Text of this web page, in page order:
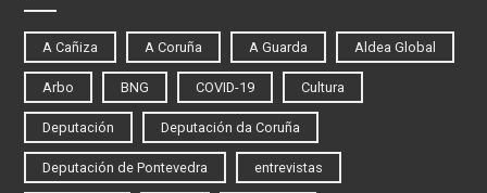
A Cañiza A Coruña A Guarda Aldea Global
Arbo BNG COVID-19 Cultura
Deputación Deputación da Coruña
Deputación de Pontevedra entrevistas